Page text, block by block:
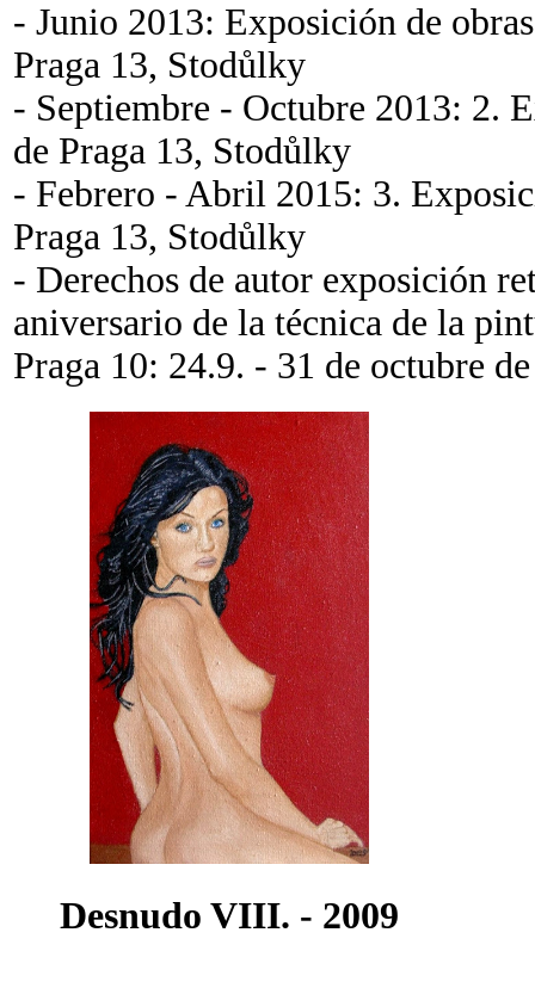
- Junio 2013: Exposición de
Praga 13, Stodůlky
- Septiembre - Octubre 2013: 2.
de Praga 13, Stodůlky
- Febrero - Abril 2015: 3.
Praga 13, Stodůlky
- Derechos de autor exposición
aniversario de la técnica de la
Praga 10: 24.9. - 31 de octubre
Desnudo VIII. - 2009